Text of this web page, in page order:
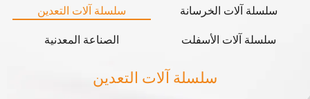
سلسلة آلات التعدين
سلسلة آلات الخرسانة
الصناعة المعدنية
سلسلة آلات الأسفلت
سلسلة آلات التعدين